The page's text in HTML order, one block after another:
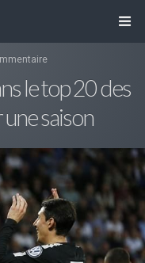
le top 20 des
saison